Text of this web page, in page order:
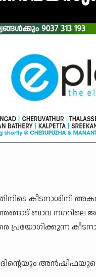
കീടനാശിനി
ബാവ
പ്രയോഗിക്കുന്ന